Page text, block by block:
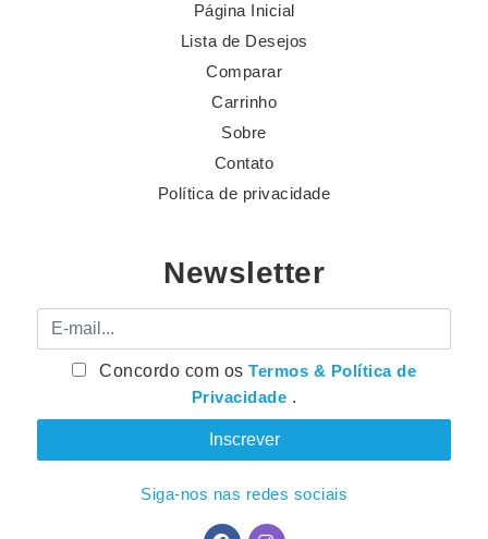
Página Inicial
Lista de Desejos
Comparar
Carrinho
Sobre
Contato
Política de privacidade
Newsletter
E-mail
Concordo com osTermos & Política de
Privacidade .
Siga-nos nas redes sociais